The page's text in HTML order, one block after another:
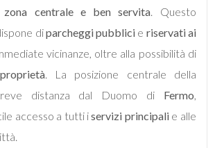
zona centrale e ben servita. Questo
diparcheggi pubblici e riservati ai
vicinanze, oltre alla possibilità di
. La posizione centrale della
distanza dal Duomo di Fermo,
accesso a tutti iservizi principalie alle